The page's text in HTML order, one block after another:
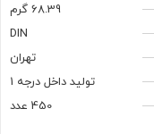
68.39 گرم
DIN
تهران
تولید داخل درجه 1
450 عدد